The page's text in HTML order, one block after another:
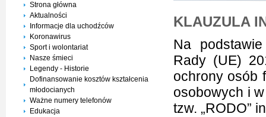
Strona główna
Aktualności
Informacje dla uchodźców
Koronawirus
Sport i wolontariat
Nasze śmieci
Legendy - Historie
Dofinansowanie kosztów kształcenia
młodocianych
Ważne numery telefonów
Edukacja
KLAUZULA
Na
Rady (UE)
ochrony osób
osobowych i
tzw. „RODO”